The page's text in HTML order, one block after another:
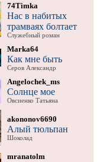
74Timka
Нас в набитых
трамваях болтает
Служебный роман
Marka64
Как мне быть
Серов Александр
Angelochek_ms
Солнце мое
Овсиенко Татьяна
akononov6690
Алый тюльпан
Шоколад
mranatolm